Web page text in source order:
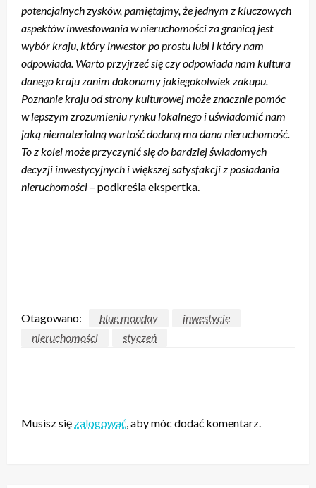
potencjalnych zysków, pamiętajmy, że jednym z kluczowych
aspektów inwestowania w nieruchomości za granicą jest
wybór kraju, który inwestor po prostu lubi i który nam
odpowiada. Warto przyjrzeć się czy odpowiada nam kultura
danego kraju zanim dokonamy jakiegokolwiek zakupu.
Poznanie kraju od strony kulturowej może znacznie pomóc
w lepszym zrozumieniu rynku lokalnego i uświadomić nam
jaką niematerialną wartość dodaną ma dana nieruchomość.
To z kolei może przyczynić się do bardziej świadomych
decyzji inwestycyjnych i większej satysfakcji z posiadania
nieruchomości – podkreśla ekspertka.
Otagowano: blue monday
inwestycje
nieruchomości
styczeń
Musisz się zalogować , aby móc dodać komentarz.